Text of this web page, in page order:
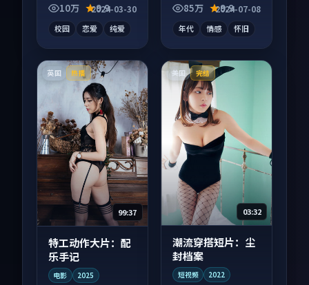
10万 9.9
2024-03-30
校园 恋爱 纯爱
并行，细节值得二刷
85万 9.9
2024-07-08
年代 情感 怀旧
英国 热播
99:37
特工动作大片：配
乐手记
电影 2025
美国 完结
03:32
潮流穿搭短片：尘
封档案
短视频 2022